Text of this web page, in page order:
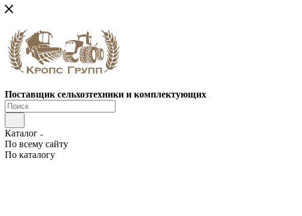
Поставщик сельхозтехники и комплектующих
Каталог
По всему сайту
По каталогу